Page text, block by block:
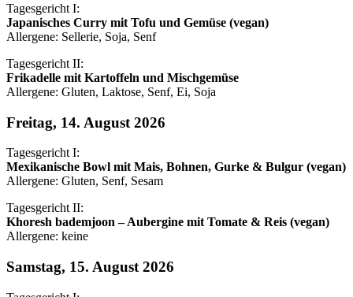
Tagesgericht I:
Japanisches Curry mit Tofu und Gemüse (vegan)
Allergene: Sellerie, Soja, Senf
Tagesgericht II:
Frikadelle mit Kartoffeln und Mischgemüse
Allergene: Gluten, Laktose, Senf, Ei, Soja
Freitag, 14. August 2026
Tagesgericht I:
Mexikanische Bowl mit Mais, Bohnen, Gurke & Bulgur (vegan)
Allergene: Gluten, Senf, Sesam
Tagesgericht II:
Khoresh bademjoon – Aubergine mit Tomate & Reis (vegan)
Allergene: keine
Samstag, 15. August 2026